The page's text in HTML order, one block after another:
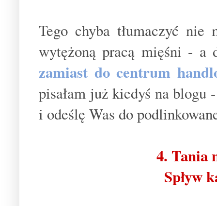
Tego chyba tłumaczyć
wytężoną pracą mięśni -
zamiast do centrum
pisałam już kiedyś na blogu
i odeślę Was do
4. Tania
Spływ